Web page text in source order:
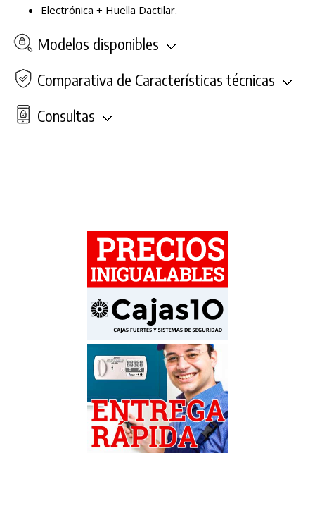
Electrónica + Huella Dactilar.
Modelos disponibles
Comparativa de Características técnicas
Consultas